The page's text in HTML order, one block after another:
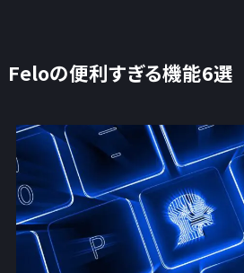
Feloの便利すぎる機能6選